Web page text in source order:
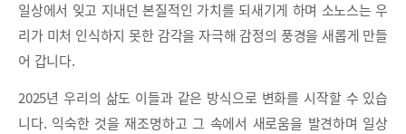
일상에서 잊고 지내던 본질적인 가치를 되새기게 하며 소노스는 우
리가 미처 인식하지 못한 감각을 자극해 감정의 풍경을 새롭게 만들
어 갑니다.
2025년 우리의 삶도 이들과 같은 방식으로 변화를 시작할 수 있습
니다. 익숙한 것을 재조명하고 그 속에서 새로움을 발견하며 일상